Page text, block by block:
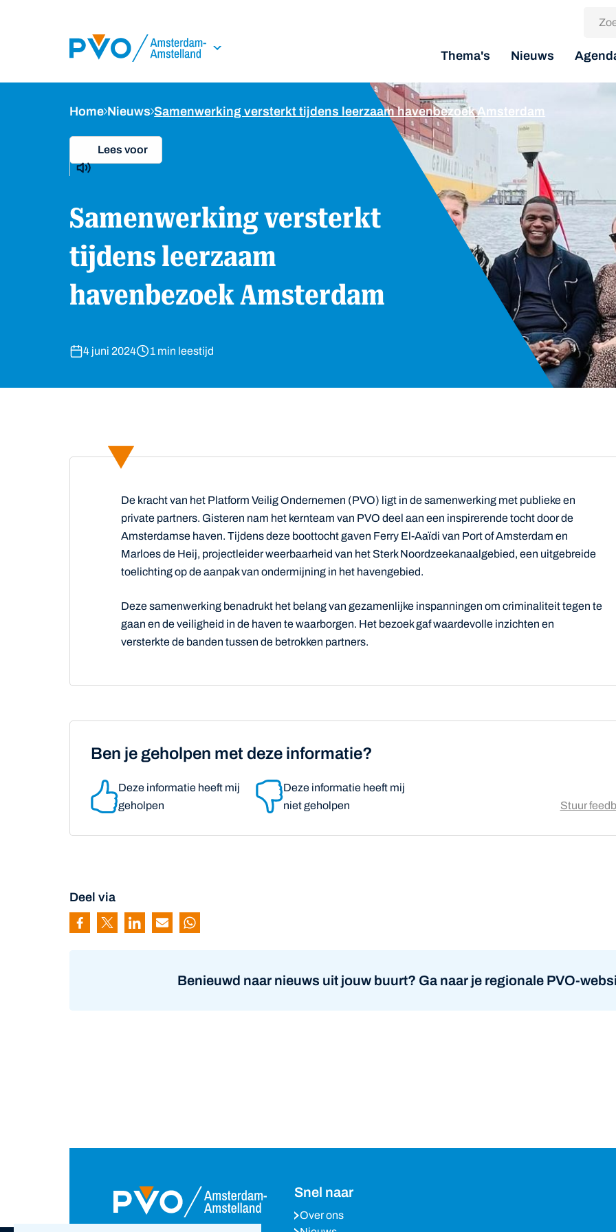
Thema's Nieuws
Home Nieuws Samenwerking versterkt tijdens leerzaam havenbezoek Amsterdam
Lees voor
Samenwerking versterkt
tijdens leerzaam
havenbezoek Amsterdam
4 juni 2024 1 min leestijd
De kracht van het Platform Veilig Ondernemen (PVO) ligt in de samenwerking met publieke en
private partners. Gisteren nam het kernteam van PVO deel aan een inspirerende tocht door de
Amsterdamse haven. Tijdens deze boottocht gaven Ferry El-Aaïdi van Port of Amsterdam en
Marloes de Heij, projectleider weerbaarheid van het Sterk Noordzeekanaalgebied, een uitgebreide
toelichting op de aanpak van ondermijning in het havengebied.
Deze samenwerking benadrukt het belang van gezamenlijke inspanningen om criminaliteit tegen te
gaan en de veiligheid in de haven te waarborgen. Het bezoek gaf waardevolle inzichten en
versterkte de banden tussen de betrokken partners.
Ben je geholpen met deze informatie?
Deze informatie heeft mij
geholpen
Deze informatie heeft mij
niet geholpen
Stuur
Deel via
Pagina delen via Facebook
Pagina delen via Twitter
Pagina delen via Linkedin
Pagina delen via Mail
Pagina delen via Whatsapp
Benieuwd naar nieuws uit jouw buurt? Ga naar je regionale PVO-
Snel naar
Over ons